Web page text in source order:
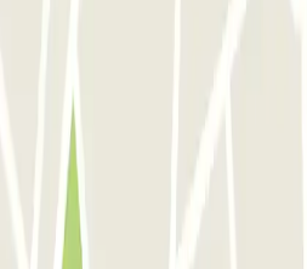
meldingen om aan u door te geven